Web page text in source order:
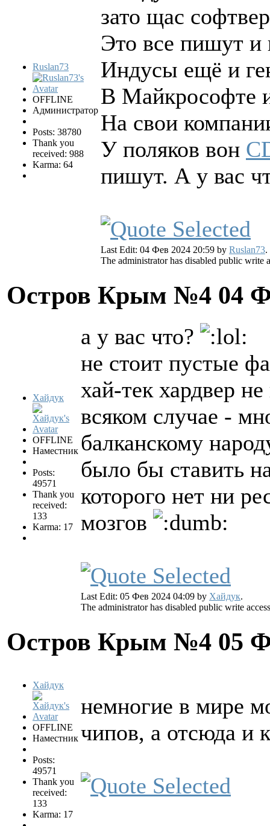
Ruslan73
OFFLINE
Администратор
Posts: 38780
Thank you
received: 988
Karma: 64
зато щас
Это все пишут
Индусы ещё и
В Майкрософте
На свои
У поляков вон
пишут. А у вас
Last Edit: 04 Фев 2024 20:59 by Ruslan73.
The administrator has disabled public write
Остров Крым №4 04
Хайдук
OFFLINE
Наместник
Posts:
49571
Thank you
received:
133
Karma: 17
а у вас что?
не стоит пустые
хай-тек хардвер
всяком случае -
балканскому
было бы ставить
которого нет ни
мозгов
Last Edit: 05 Фев 2024 04:09 by Хайдук.
The administrator has disabled public write
Остров Крым №4 05
Хайдук
OFFLINE
Наместник
Posts:
49571
Thank you
received:
133
Karma: 17
немногие в мире
чипов, а отсюда и